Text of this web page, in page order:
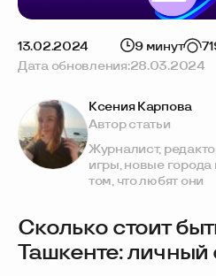
13.02.2024 9 минут
Дата обновления:28.03.2024
Сколько стоит
Ташкенте: личный
Ксения Карпова
Автор статьи
Журналист,
игры, новые города
том, что любят они